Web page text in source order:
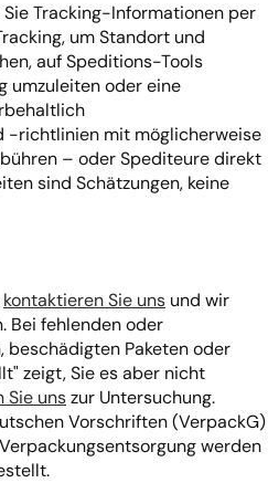
Tracking-Informationen per
um Standort und
auf Speditions-Tools
umzuleiten oder eine
-richtlinien mit möglicherweise
– oder Spediteure direkt
sind Schätzungen, keine
kontaktieren Sie uns und wir
Bei fehlenden oder
beschädigten Paketen oder
zeigt, Sie es aber nicht
Sie unszur Untersuchung.
Vorschriften (VerpackG)
werden